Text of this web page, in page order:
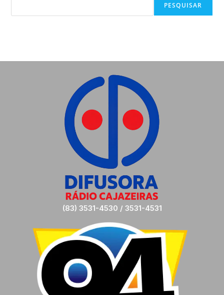
PESQUISAR
(83) 3531-4530 / 3531-4531